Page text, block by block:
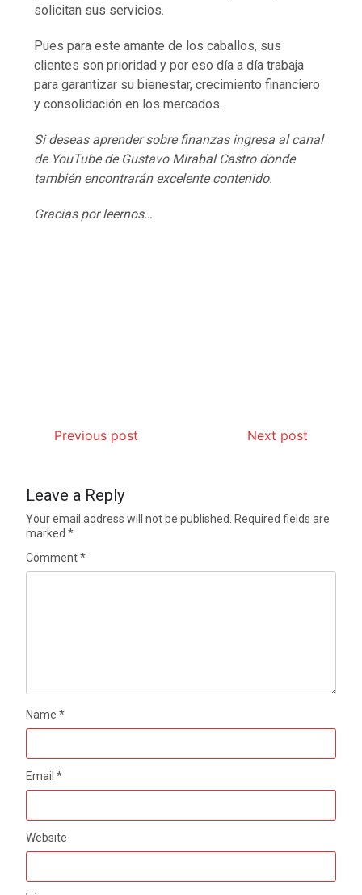
solicitan sus servicios.
Pues para este amante de los caballos, sus
clientes son prioridad y por eso día a día trabaja
para garantizar su bienestar, crecimiento financiero
y consolidación en los mercados.
Si deseas aprender sobre finanzas ingresa al canal
de YouTube de Gustavo Mirabal Castro donde
también encontrarán excelente contenido.
Gracias por leernos…
Previous post Next post
Leave a Reply
Your email address will not be published. Required fields are
marked*
Comment*
Name*
Email*
Website